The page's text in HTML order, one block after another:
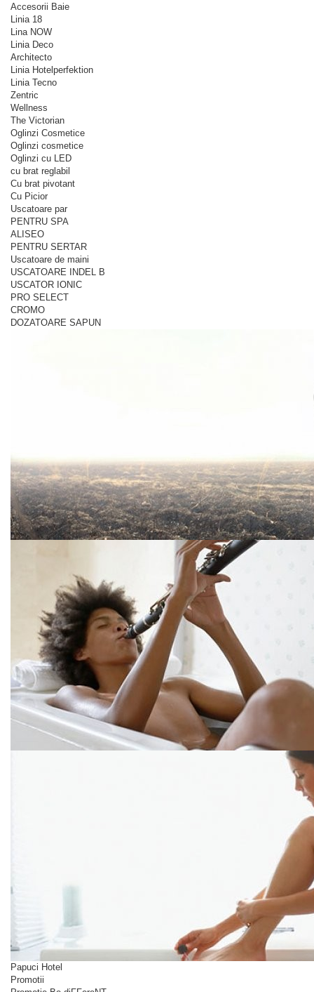
Accesorii Baie
Linia 18
Lina NOW
Linia Deco
Architecto
Linia Hotelperfektion
Linia Tecno
Zentric
Wellness
The Victorian
Oglinzi Cosmetice
Oglinzi cosmetice
Oglinzi cu LED
cu brat reglabil
Cu brat pivotant
Cu Picior
Uscatoare par
PENTRU SPA
ALISEO
PENTRU SERTAR
Uscatoare de maini
USCATOARE INDEL B
USCATOR IONIC
PRO SELECT
CROMO
DOZATOARE SAPUN
Papuci Hotel
Promotii